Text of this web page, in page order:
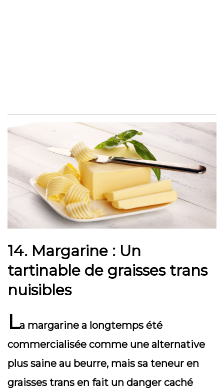
14. Margarine : Un
tartinable de graisses trans
nuisibles
La margarine a longtemps été
commercialisée comme une alternative
plus saine au beurre, mais sa teneur en
graisses trans en fait un danger caché